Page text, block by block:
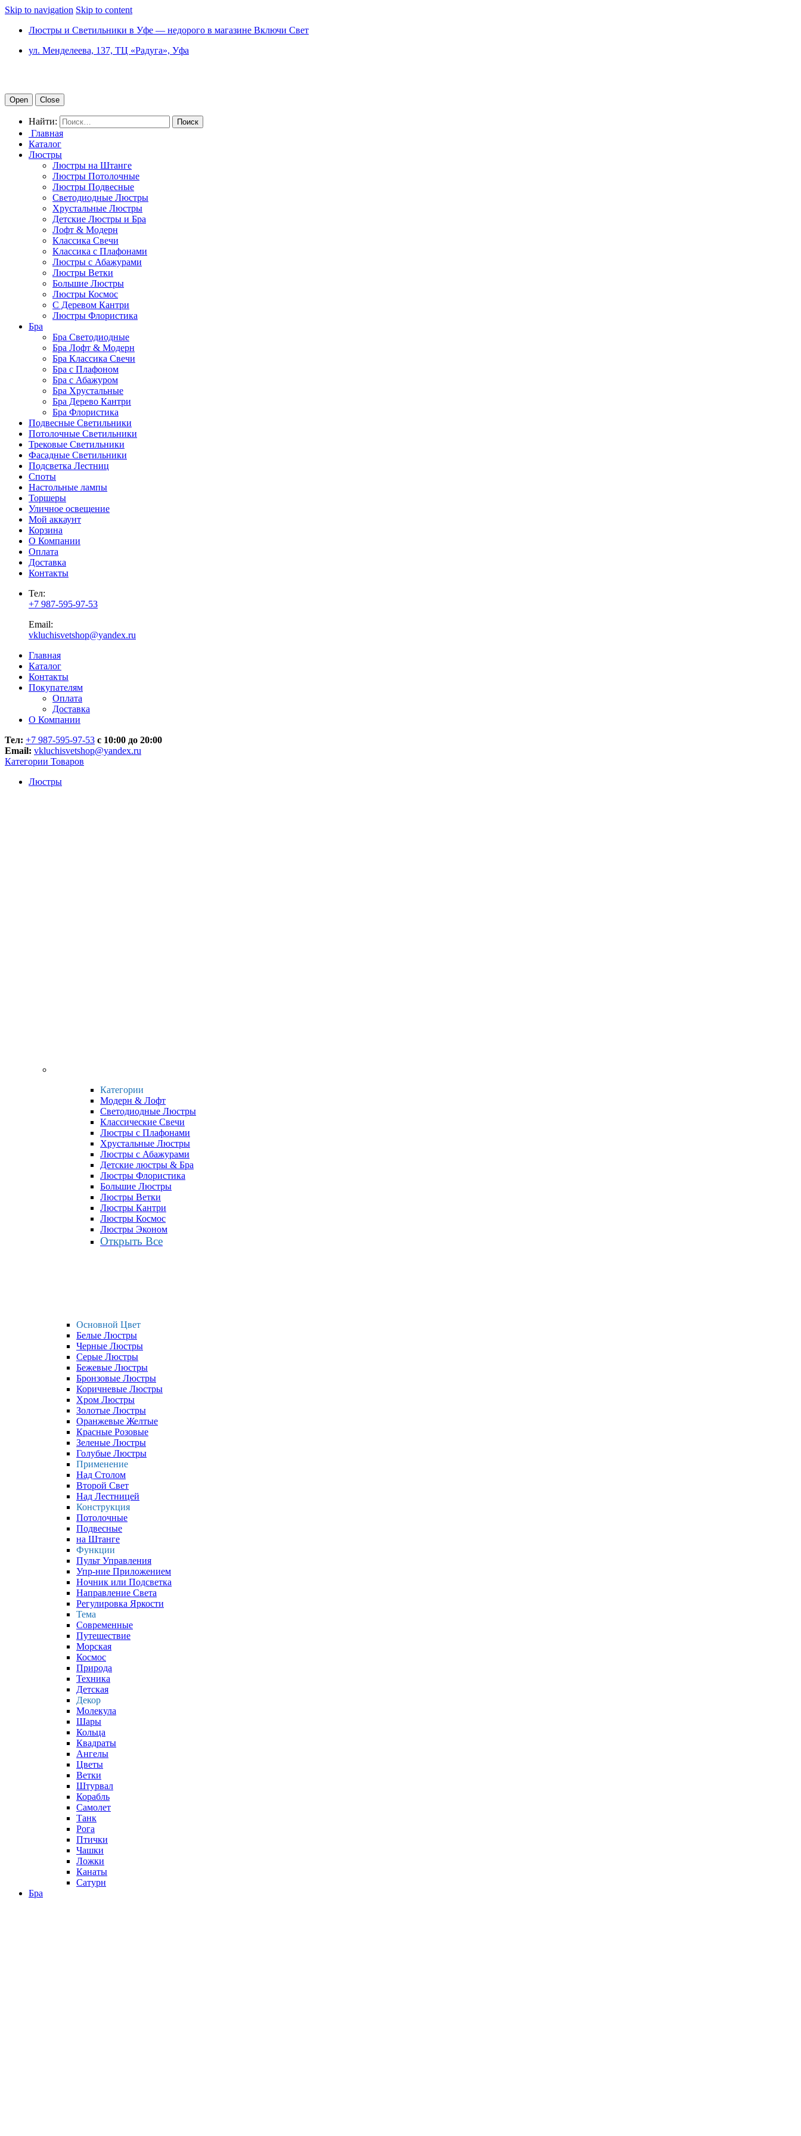
Skip to navigation Skip to content
Люстры и Светильники в Уфе — недорого в магазине Включи Свет
ул. Менделеева, 137, ТЦ «Радуга», Уфа
Open Close
Найти:
Главная
Каталог
Люстры
Люстры на Штанге
Люстры Потолочные
Люстры Подвесные
Светодиодные Люстры
Хрустальные Люстры
Детские Люстры и Бра
Лофт & Модерн
Классика Свечи
Классика с Плафонами
Люстры с Абажурами
Люстры Ветки
Большие Люстры
Люстры Космос
С Деревом Кантри
Люстры Флористика
Бра
Бра Светодиодные
Бра Лофт & Модерн
Бра Классика Свечи
Бра с Плафоном
Бра с Абажуром
Бра Хрустальные
Бра Дерево Кантри
Бра Флористика
Подвесные Светильники
Потолочные Светильники
Трековые Светильники
Фасадные Светильники
Подсветка Лестниц
Споты
Настольные лампы
Торшеры
Уличное освещение
Мой аккаунт
Корзина
О Компании
Оплата
Доставка
Контакты
Тел:
+7 987-595-97-53
Email:
vkluchisvetshop@yandex.ru
Главная
Каталог
Контакты
Покупателям
Оплата
Доставка
О Компании
Тел: +7 987-595-97-53 с 10:00 до 20:00
Email: vkluchisvetshop@yandex.ru
Категории Товаров
Люстры
Категории
Модерн & Лофт
Светодиодные Люстры
Классические Свечи
Люстры с Плафонами
Хрустальные Люстры
Люстры с Абажурами
Детские люстры & Бра
Люстры Флористика
Большие Люстры
Люстры Ветки
Люстры Кантри
Люстры Космос
Люстры Эконом
Открыть Все
Основной Цвет
Белые Люстры
Черные Люстры
Серые Люстры
Бежевые Люстры
Бронзовые Люстры
Коричневые Люстры
Хром Люстры
Золотые Люстры
Оранжевые Желтые
Красные Розовые
Зеленые Люстры
Голубые Люстры
Применение
Над Столом
Второй Свет
Над Лестницей
Конструкция
Потолочные
Подвесные
на Штанге
Функции
Пульт Управления
Упр-ние Приложением
Ночник или Подсветка
Направление Света
Регулировка Яркости
Тема
Современные
Путешествие
Морская
Космос
Природа
Техника
Детская
Декор
Молекула
Шары
Кольца
Квадраты
Ангелы
Цветы
Ветки
Штурвал
Корабль
Самолет
Танк
Рога
Птички
Чашки
Ложки
Канаты
Сатурн
Бра